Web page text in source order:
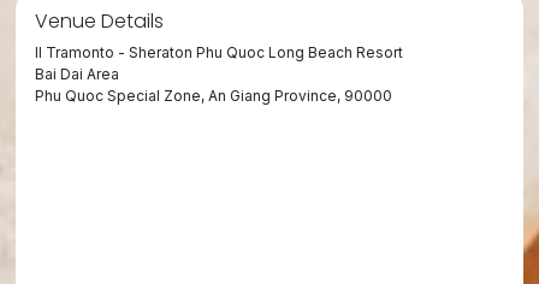
Venue Details
Il Tramonto - Sheraton Phu Quoc Long Beach Resort
Bai Dai Area
Phu Quoc Special Zone, An Giang Province, 90000